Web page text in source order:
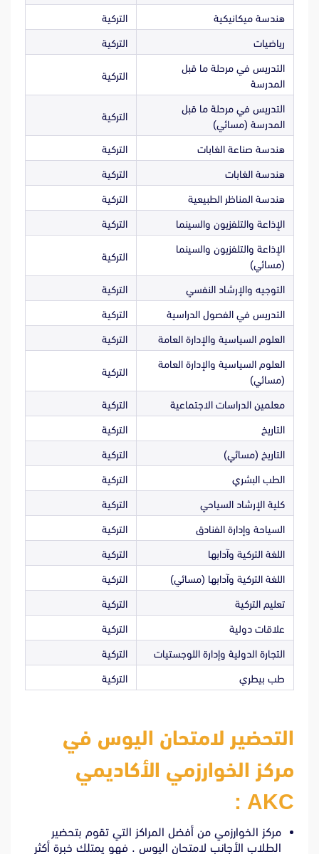
هندسة ميكانيكية التركية
رياضيات التركية
التدريس في مرحلة ما قبل
المدرسة
التركية
التدريس في مرحلة ما قبل
المدرسة (مسائي)
التركية
هندسة صناعة الغابات التركية
هندسة الغابات التركية
هندسة المناظر الطبيعية التركية
الإذاعة والتلفزيون والسينما التركية
الإذاعة والتلفزيون والسينما
(مسائي)
التركية
التوجيه والإرشاد النفسي التركية
التدريس في الفصول الدراسية التركية
العلوم السياسية والإدارة العامة التركية
العلوم السياسية والإدارة العامة
(مسائي)
التركية
معلمين الدراسات الاجتماعية التركية
التاريخ التركية
التاريخ (مسائي) التركية
الطب البشري التركية
كلية الإرشاد السياحي التركية
السياحة وإدارة الفنادق التركية
اللغة التركية وآدابها التركية
اللغة التركية وآدابها (مسائي) التركية
تعليم التركية التركية
علاقات دولية التركية
التجارة الدولية وإدارة اللوجستيات التركية
طب بيطري التركية
التحضير لامتحان اليوس في
مركز الخوارزمي الأكاديمي
AKC :
مركز الخوارزمي من أفضل المراكز التي تقوم بتحضير
الطلاب الأجانب لامتحان اليوس . فهو يمتلك خبرة أكثر